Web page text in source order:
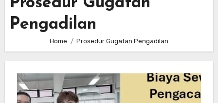
Pengadilan
Home Prosedur Gugatan Pengadilan